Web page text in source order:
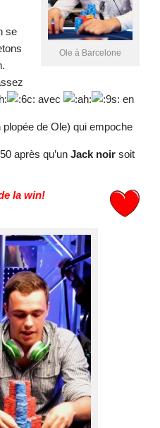
Ole à Barcelone
se
avec en
plopée de Ole) qui empoche
après qu’un Jack noirsoit
la win!